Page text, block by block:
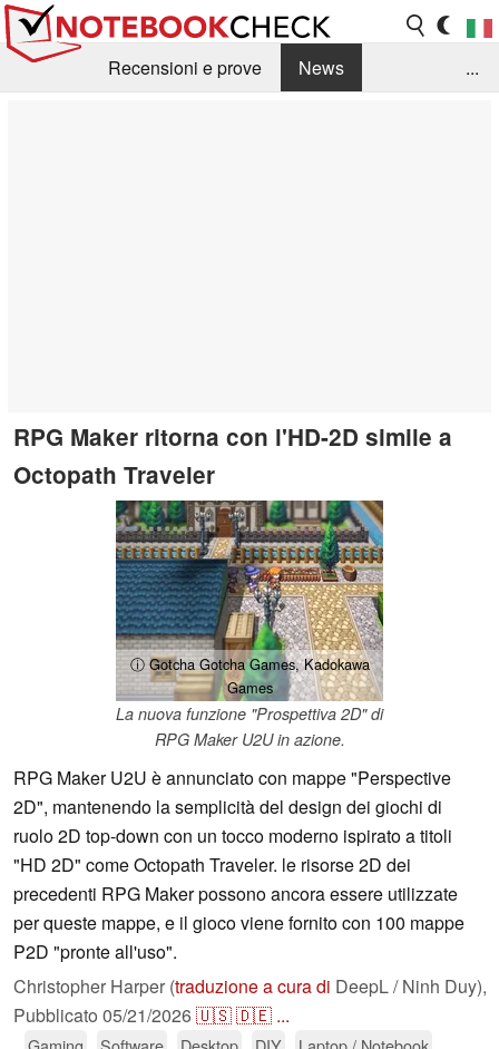
Recensioni e prove
News
...
RPG Maker ritorna con l'HD-2D simile a
Octopath Traveler
ⓘ Gotcha Gotcha Games, Kadokawa
Games
La nuova funzione "Prospettiva 2D" di
RPG Maker U2U in azione.
RPG Maker U2U è annunciato con mappe "Perspective
2D", mantenendo la semplicità del design dei giochi di
ruolo 2D top-down con un tocco moderno ispirato a titoli
"HD 2D" come Octopath Traveler. le risorse 2D dei
precedenti RPG Maker possono ancora essere utilizzate
per queste mappe, e il gioco viene fornito con 100 mappe
P2D "pronte all'uso".
Christopher Harper (traduzione a cura di DeepL / Ninh Duy),
Pubblicato 05/21/2026🇺🇸🇩🇪 ...